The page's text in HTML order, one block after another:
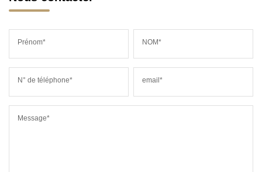
Prénom* NOM*
N° de téléphone* email*
Message*